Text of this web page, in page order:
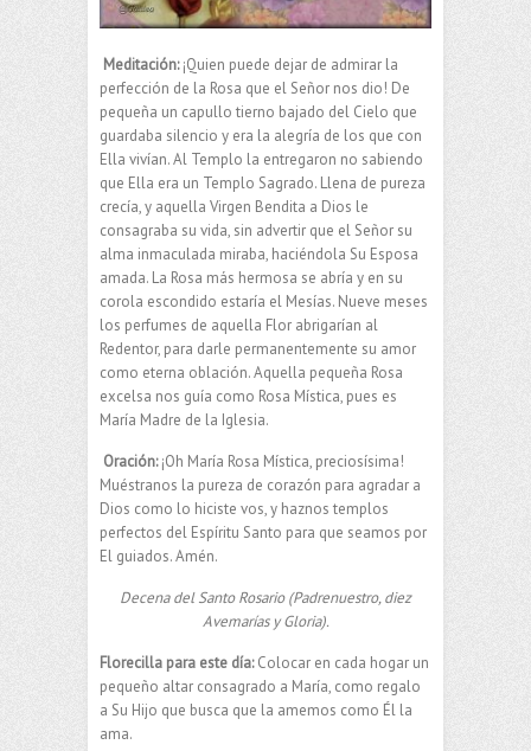
Meditación:¡Quien puede dejar de admirar la
perfección de la Rosa que el Señor nos dio! De
pequeña un capullo tierno bajado del Cielo que
guardaba silencio y era la alegría de los que con
Ella vivían. Al Templo la entregaron no sabiendo
que Ella era un Templo Sagrado. Llena de pureza
crecía, y aquella Virgen Bendita a Dios le
consagraba su vida, sin advertir que el Señor su
alma inmaculada miraba, haciéndola Su Esposa
amada. La Rosa más hermosa se abría y en su
corola escondido estaría el Mesías. Nueve meses
los perfumes de aquella Flor abrigarían al
Redentor, para darle permanentemente su amor
como eterna oblación. Aquella pequeña Rosa
excelsa nos guía como Rosa Mística, pues es
María Madre de la Iglesia.
Oración:¡Oh María Rosa Mística, preciosísima!
Muéstranos la pureza de corazón para agradar a
Dios como lo hiciste vos, y haznos templos
perfectos del Espíritu Santo para que seamos por
El guiados. Amén.
Decena del Santo Rosario (Padrenuestro, diez
Avemarías y Gloria).
Florecilla para este día:Colocar en cada hogar un
pequeño altar consagrado a María, como regalo
a Su Hijo que busca que la amemos como Él la
ama.